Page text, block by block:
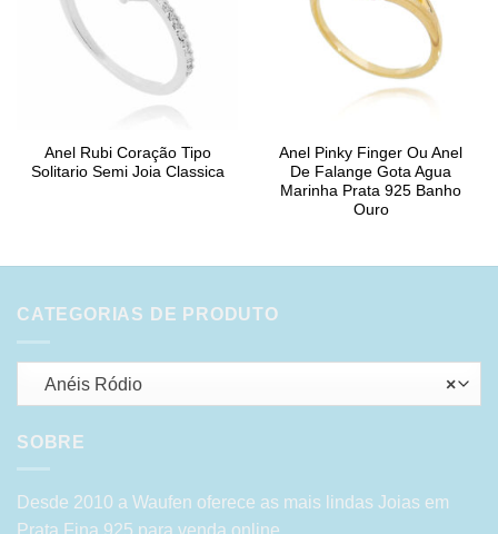
Anel Rubi Coração Tipo
Solitario Semi Joia Classica
Anel Pinky Finger Ou Anel
De Falange Gota Agua
Marinha Prata 925 Banho
Ouro
CATEGORIAS DE PRODUTO
×
Anéis Ródio
SOBRE
Desde 2010 a Waufen oferece as mais lindas Joias em